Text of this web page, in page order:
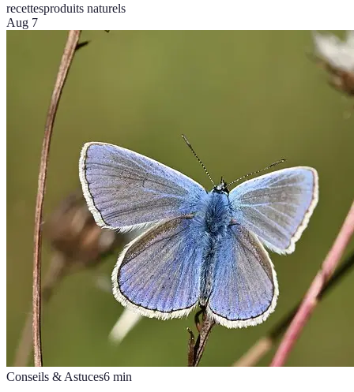
recettesproduits naturels
Aug 7
Conseils & Astuces6 min